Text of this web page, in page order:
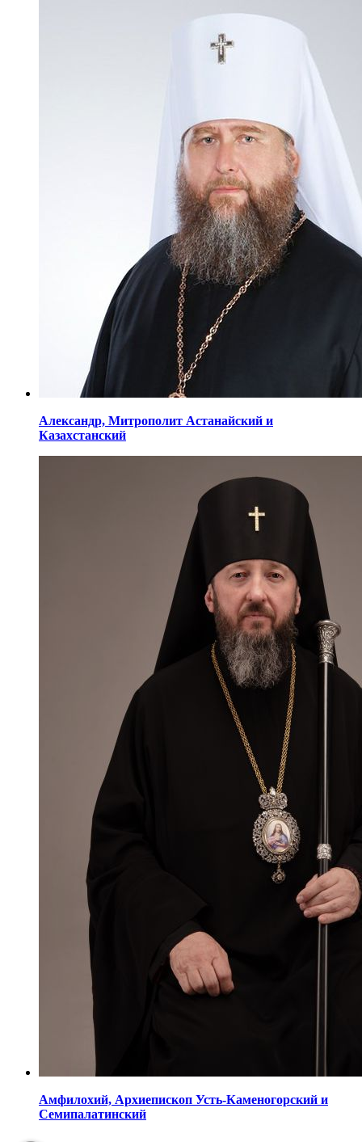
Александр, Митрополит Астанайский и
Казахстанский
Амфилохий, Архиепископ Усть-Каменогорский и
Семипалатинский